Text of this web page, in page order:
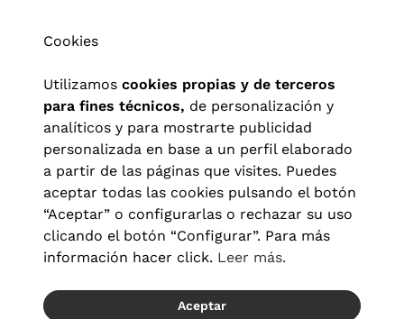
Aviso legal| Política de privacidad Términos y condiciones
Política de cookies|Configuración de cookies
© 2026 Visionlab España
Cookies
Utilizamos cookies propias y de terceros
para fines técnicos, de personalización y
analíticos y para mostrarte publicidad
personalizada en base a un perfil elaborado
a partir de las páginas que visites. Puedes
aceptar todas las cookies pulsando el botón
“Aceptar” o configurarlas o rechazar su uso
clicando el botón “Configurar”. Para más
información hacer click. Leer más.
Aceptar